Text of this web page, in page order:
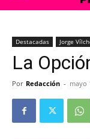
Destacadas Jorge
La
Por Redacción - mayo